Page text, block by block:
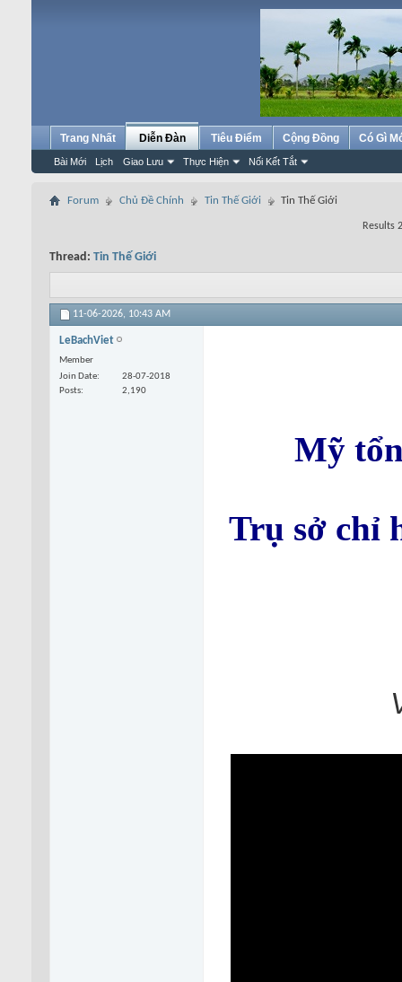
Trang Nhất Diễn Đàn
Bài Mới Lịch Giao Lưu Thực Hiện Nối Kết Tắt
Tiêu Điểm Cộng Đồng Có Gì
Forum Chủ Đề Chính Tin Thế Giới Tin Thế Giới
Results
Thread: Tin Thế Giới
11-06-2026, 10:43 AM
LeBachViet
Member
Join Date
28-07-2018
Posts
2,190
Mỹ
Trụ sở chỉ